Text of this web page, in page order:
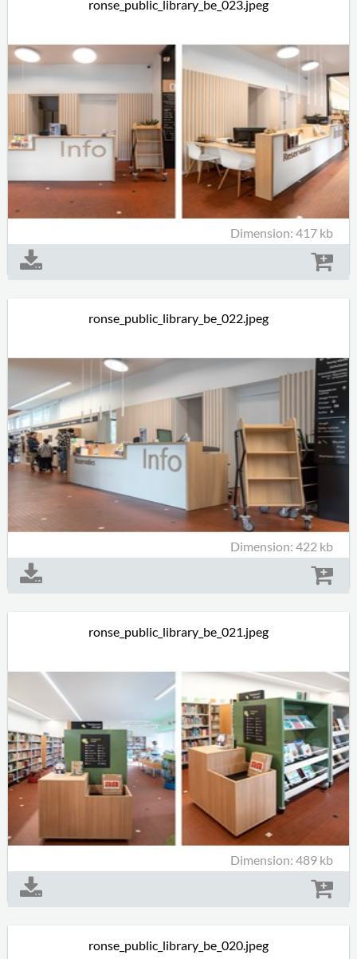
ronse_public_library_be_023.jpeg
Dimension: 417 kb
ronse_public_library_be_022.jpeg
Dimension: 422 kb
ronse_public_library_be_021.jpeg
Dimension: 489 kb
ronse_public_library_be_020.jpeg